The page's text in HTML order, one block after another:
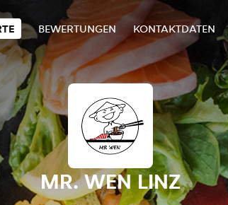
BEWERTUNGEN KONTAKTDATEN
MR. WEN LINZ